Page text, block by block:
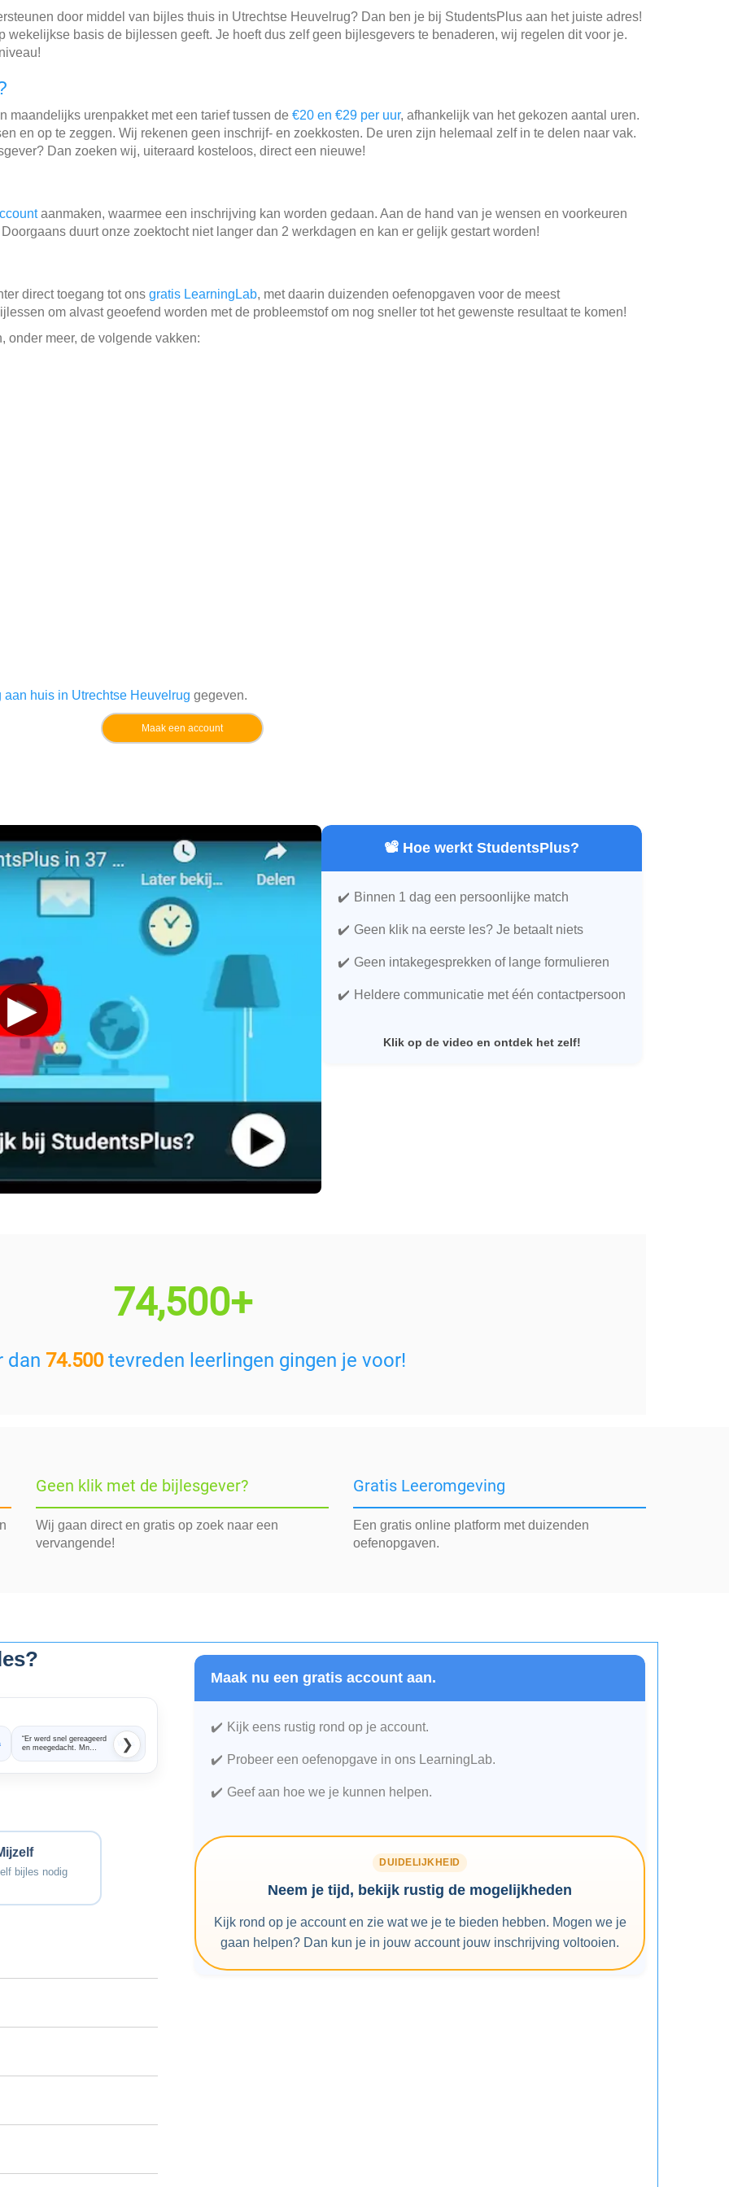
door middel van bijles thuis in Utrechtse Heuvelrug? Dan ben je bij StudentsPlus aan het juiste adres!
basis de bijlessen geeft. Je hoeft dus zelf geen bijlesgevers te benaderen, wij regelen dit voor je.
maandelijks urenpakket met een tarief tussen de €20 en €29 per uur, afhankelijk van het gekozen aantal uren.
en op te zeggen. Wij rekenen geen inschrijf- en zoekkosten. De uren zijn helemaal zelf in te delen naar vak.
Dan zoeken wij, uiteraard kosteloos, direct een nieuwe!
aanmaken, waarmee een inschrijving kan worden gedaan. Aan de hand van je wensen en voorkeuren
duurt onze zoektocht niet langer dan 2 werkdagen en kan er gelijk gestart worden!
direct toegang tot ons gratis LearningLab, met daarin duizenden oefenopgaven voor de meest
om alvast geoefend worden met de probleemstof om nog sneller tot het gewenste resultaat te komen!
onder meer, de volgende vakken:
huis in Utrechtse Heuvelrug gegeven.
Maak een account
▶
📽️ Hoe werkt StudentsPlus?
Binnen 1 dag een persoonlijke match
Geen klik na eerste les? Je betaalt niets
Geen intakegesprekken of lange formulieren
Heldere communicatie met één contactpersoon
Klik op de video en ontdek het zelf!
74,500+
dan 74.500tevreden leerlingen gingen je voor!
Geen klik met de bijlesgever?
Wij gaan direct en gratis op zoek naar een
vervangende!
Gratis Leeromgeving
Een gratis online platform met duizenden
oefenopgaven.
“Er werd snel gereageerd
en meegedacht. Mn
Wiskunde. Ze haalde
Wies
Twee dagen later stond
er al iemand op de stoep
wiskunde bleek er niet
❯
bijles nodig
Maak nu een gratis account aan.
Kijk eens rustig rond op je account.
Probeer een oefenopgave in ons LearningLab.
Geef aan hoe we je kunnen helpen.
DUIDELIJKHEID
Neem je tijd, bekijk rustig de mogelijkheden
Kijk rond op je account en zie wat we je te bieden hebben. Mogen we je
gaan helpen? Dan kun je in jouw account jouw inschrijving voltooien.